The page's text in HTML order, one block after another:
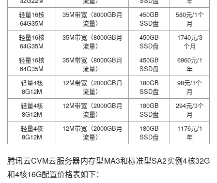
轻量16核
64G35M
35M带宽（8000GB月
流量）
450GB
SSD盘
580元/1个
月
轻量16核
64G35M
35M带宽（8000GB月
流量）
450GB
SSD盘
1740元/3
个月
轻量16核
64G35M
35M带宽（8000GB月
流量）
450GB
SSD盘
6960元/1
年
轻量4核
8G12M
12M带宽（2000GB月
流量）
180GB
SSD盘
98元/1个
月
轻量4核
8G12M
12M带宽（2000GB月
流量）
180GB
SSD盘
294元/3个
月
轻量4核
8G12M
12M带宽（2000GB月
流量）
180GB
SSD盘
1176元/1
年
腾讯云CVM云服务器内存型MA3和标准型SA2实例4核32G
和4核16G配置价格表如下：